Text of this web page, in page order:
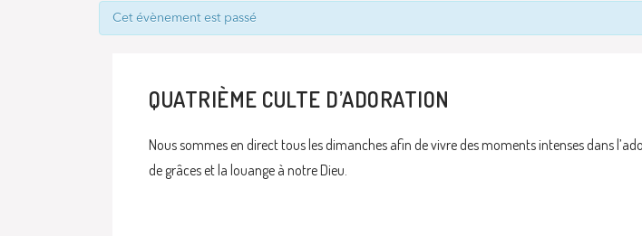
Cet évènement est passé
QUATRIÈME CULTE D’ADORATION
Nous sommes en direct tous les dimanches afin de vivre des moments intenses dans
de grâces et la louange à notre Dieu.